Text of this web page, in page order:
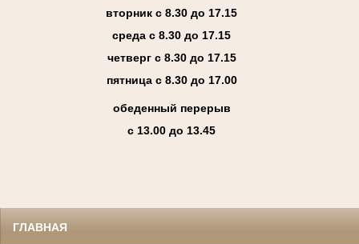
вторник с 8.30 до 17.15
среда с 8.30 до 17.15
четверг с 8.30 до 17.15
пятница с 8.30 до 17.00
обеденный перерыв
с 13.00 до 13.45
ГЛАВНАЯ